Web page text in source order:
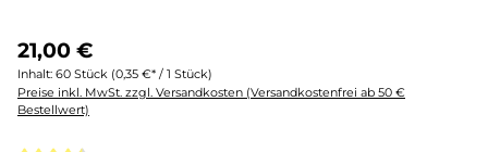
21,00 €
Inhalt: 60 Stück (0,35 €* / 1 Stück)
Preise inkl. MwSt. zzgl. Versandkosten (Versandkostenfrei ab 50 €
Bestellwert)